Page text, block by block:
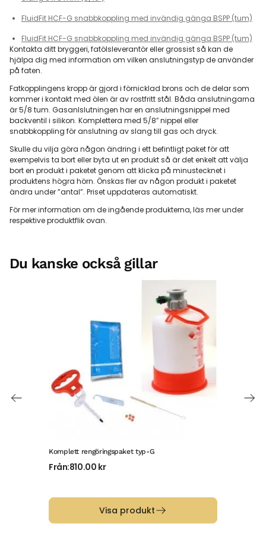
FluidFit HCF-G snabbkoppling med invändig gänga BSPP (tum)
FluidFit HCF-G snabbkoppling med invändig gänga BSPP (tum)
Kontakta ditt bryggeri, fatölsleverantör eller grossist så kan de
hjälpa dig med information om vilken anslutningstyp de använder
på faten.
Fatkopplingens kropp är gjord i förnicklad brons och de delar som
kommer i kontakt med ölen är av rostfritt stål. Båda anslutningarna
är 5/8 tum. Gasanlslutningen har en anslutningsnippel med
backventil i silikon. Komplettera med 5/8″ nippel eller
snabbkoppling för anslutning av slang till gas och dryck.
Skulle du vilja göra någon ändring i ett befintligt paket för att
exempelvis ta bort eller byta ut en produkt så är det enkelt att välja
bort en produkt i paketet genom att klicka på minustecknet i
produktens högra hörn. Önskas fler av någon produkt i paketet
ändra under ”antal”. Priset uppdateras automatiskt.
För mer information om de ingående produkterna, läs mer under
respektive produktflik ovan.
Du kanske också gillar
Komplett rengöringspaket typ-G
Från:810.00 kr
Visa produkt